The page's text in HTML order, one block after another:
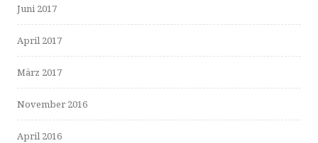
Juni 2017
April 2017
März 2017
November 2016
April 2016